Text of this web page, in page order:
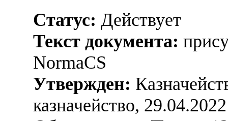
Статус: Действует
Текст документа:
NormaCS
Утвержден:
казначейство, 29.04.2022